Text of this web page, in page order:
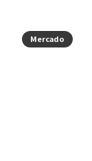
Mercado